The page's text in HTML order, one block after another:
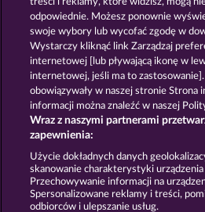
Zasady i
Oświadczenie dotyczące
cookie
Nota prawna
Prześlij wniosek
odpowiednie. Możesz ponownie
swoje wybory lub wycofać zgodę w
Wystarczy kliknąć link Zarządzaj
internetowej [lub pływającą ikonę w
internetowej, jeśli ma to
obowiązywały w naszej stronie Strona
informacji można znaleźć w naszej
Wraz z naszymi partnerami
zapewnienia:
Użycie dokładnych danych
skanowanie charakterystyki
Przechowywanie informacji na
Spersonalizowane reklamy i treści,
odbiorców i ulepszanie usług.